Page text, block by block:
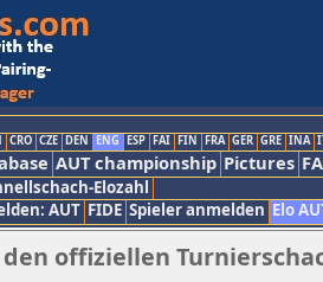
CRO CZE DEN ENG ESP FAI FIN FRA GER GRE INA
AUT championship Pictures
Elozahl
AUT FIDE Spieler anmelden Elo
offiziellen